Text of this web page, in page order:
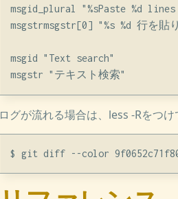
msgid_plural "%sPaste %d
msgstrmsgstr[0] "%s %d 行を
msgid "Text search"
ログが流れる場合は、less -Rをつ